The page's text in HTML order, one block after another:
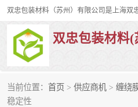
双忠包装材料(
当前位置： 首页 > 供应商机 > 缠绕
稳定性
打孔缠绕膜